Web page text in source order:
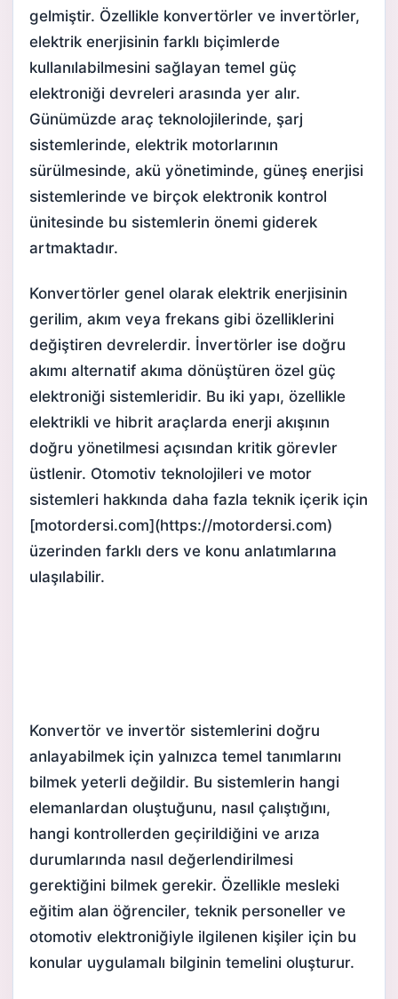
gelmiştir. Özellikle konvertörler ve invertörler,
elektrik enerjisinin farklı biçimlerde
kullanılabilmesini sağlayan temel güç
elektroniği devreleri arasında yer alır.
Günümüzde araç teknolojilerinde, şarj
sistemlerinde, elektrik motorlarının
sürülmesinde, akü yönetiminde, güneş enerjisi
sistemlerinde ve birçok elektronik kontrol
ünitesinde bu sistemlerin önemi giderek
artmaktadır.
Konvertörler genel olarak elektrik enerjisinin
gerilim, akım veya frekans gibi özelliklerini
değiştiren devrelerdir. İnvertörler ise doğru
akımı alternatif akıma dönüştüren özel güç
elektroniği sistemleridir. Bu iki yapı, özellikle
elektrikli ve hibrit araçlarda enerji akışının
doğru yönetilmesi açısından kritik görevler
üstlenir. Otomotiv teknolojileri ve motor
sistemleri hakkında daha fazla teknik içerik için
[motordersi.com](https://motordersi.com)
üzerinden farklı ders ve konu anlatımlarına
ulaşılabilir.
Konvertör ve invertör sistemlerini doğru
anlayabilmek için yalnızca temel tanımlarını
bilmek yeterli değildir. Bu sistemlerin hangi
elemanlardan oluştuğunu, nasıl çalıştığını,
hangi kontrollerden geçirildiğini ve arıza
durumlarında nasıl değerlendirilmesi
gerektiğini bilmek gerekir. Özellikle mesleki
eğitim alan öğrenciler, teknik personeller ve
otomotiv elektroniğiyle ilgilenen kişiler için bu
konular uygulamalı bilginin temelini oluşturur.